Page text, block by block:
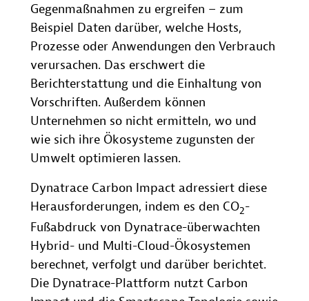
Gegenmaßnahmen zu ergreifen – zum
Beispiel Daten darüber, welche Hosts,
Prozesse oder Anwendungen den Verbrauch
verursachen. Das erschwert die
Berichterstattung und die Einhaltung von
Vorschriften. Außerdem können
Unternehmen so nicht ermitteln, wo und
wie sich ihre Ökosysteme zugunsten der
Umwelt optimieren lassen.
Dynatrace Carbon Impact adressiert diese
Herausforderungen, indem es den CO2-
Fußabdruck von Dynatrace-überwachten
Hybrid- und Multi-Cloud-Ökosystemen
berechnet, verfolgt und darüber berichtet.
Die Dynatrace-Plattform nutzt Carbon